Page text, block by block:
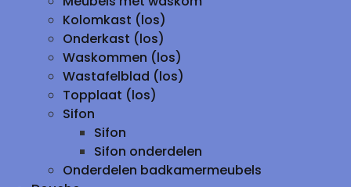
Kolomkast (los)
Onderkast (los)
Waskommen (los)
Wastafelblad (los)
Topplaat (los)
Sifon
Sifon
Sifon onderdelen
Onderdelen badkamermeubels